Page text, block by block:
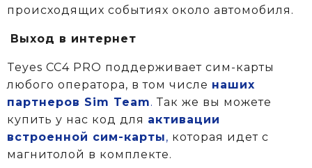
происходящих событиях около автомобиля.
Выход в интернет
Teyes CC4 PRO поддерживает сим-карты
любого оператора, в том числе наших
партнеров Sim Team. Так же вы можете
купить у нас код для активации
встроенной сим-карты, которая идет с
магнитолой в комплекте.